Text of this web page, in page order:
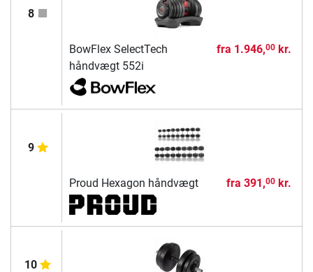
8
BowFlex SelectTech
håndvægt 552i
fra 1.946,00kr.
9
Proud Hexagon håndvægt fra 391,00kr.
10